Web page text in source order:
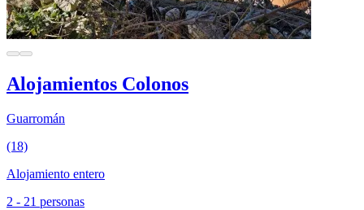
Alojamientos Colonos
Guarromán
(18)
Alojamiento entero
2 - 21 personas